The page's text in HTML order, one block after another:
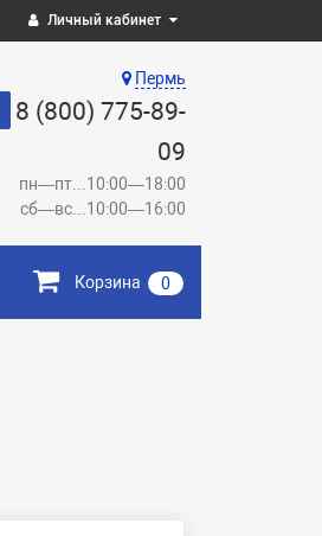
Личный кабинет
Пермь
8 (800) 775-89-
09
пн—пт...10:00—18:00
сб—вс...10:00—16:00
Корзина 0